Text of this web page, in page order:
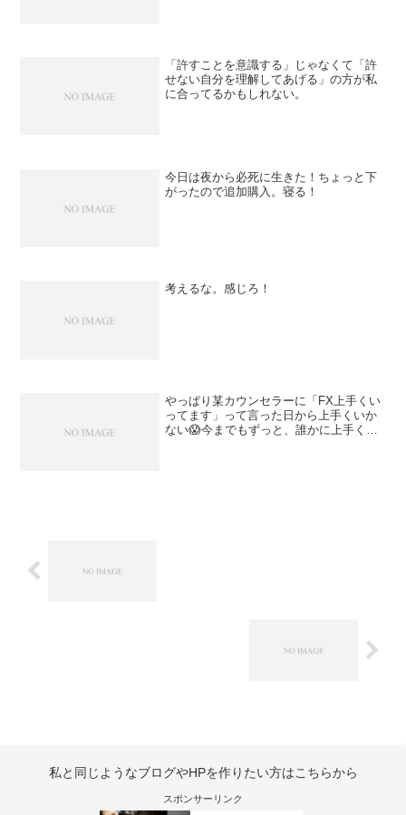
「許すことを意識する」じゃなくて「許
せない自分を理解してあげる」の方が私
に合ってるかもしれない。
今日は夜から必死に生きた！ちょっと下
がったので追加購入。寝る！
考えるな。感じろ！
やっぱり某カウンセラーに「FX上手くい
ってます」って言った日から上手くいか
ない😱今までもずっと、誰かに上手くい
私と同じようなブログやHPを作りたい方はこちらから
スポンサーリンク